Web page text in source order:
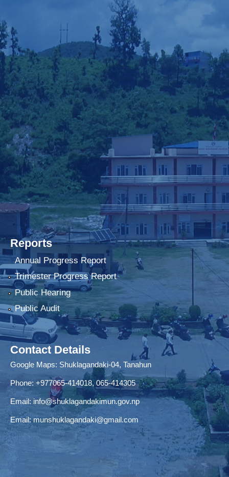
Reports
Annual Progress Report
Trimester Progress Report
Public Hearing
Public Audit
Contact Details
Google Maps: Shuklagandaki-04, Tanahun
Phone: +977065-414018,065-414305
Email: info@shuklagandakimun.gov.np
Email:munshuklagandaki@gmail.com